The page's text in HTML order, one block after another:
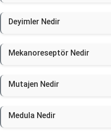
Deyimler Nedir
Mekanoreseptör Nedir
Mutajen Nedir
Medula Nedir